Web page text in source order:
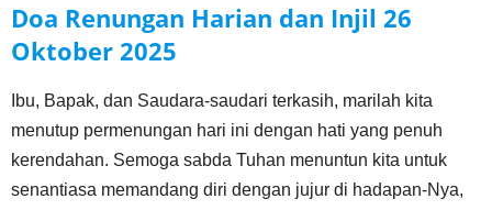
Doa Renungan Harian dan Injil 26
Oktober 2025
Ibu, Bapak, dan Saudara-saudari terkasih, marilah kita
menutup permenungan hari ini dengan hati yang penuh
kerendahan. Semoga sabda Tuhan menuntun kita untuk
senantiasa memandang diri dengan jujur di hadapan-Nya,